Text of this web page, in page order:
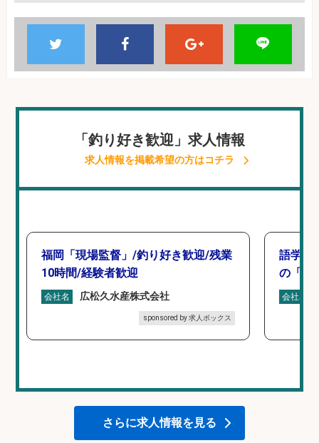
「釣り好き歓迎」求人情報
求人情報を掲載希望の方はコチラ
福岡「現場監督」/釣り好き歓迎/残業
10時間/経験者歓迎
会社名 広松久水産株式会社
sponsored by 求人ボックス
語学力
の「海
会社名
さらに求人情報を見る